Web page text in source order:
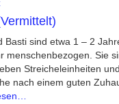
Basti sind etwa 1 – 2
menschenbezogen. Sie
Streicheleinheiten
nach einem guten